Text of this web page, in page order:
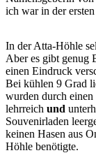
ich war in der
In der Atta-Höhle
Aber es gibt genug
einen Eindruck
Bei kühlen 9 Grad
wurden durch
lehrreich und
Souvenirladen
keinen Hasen aus
Höhle benötigte.